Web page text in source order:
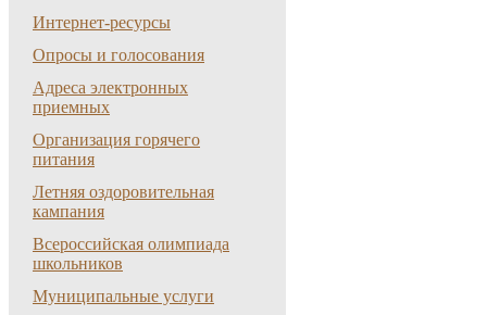
Интернет-ресурсы
Опросы и голосования
Адреса электронных
приемных
Организация горячего
питания
Летняя оздоровительная
кампания
Всероссийская олимпиада
школьников
Муниципальные услуги